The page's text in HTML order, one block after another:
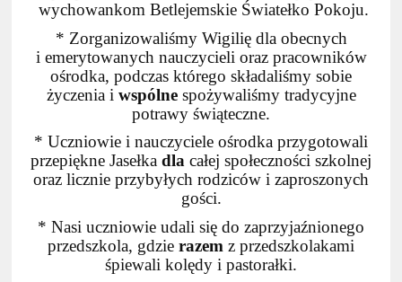
wychowankom Betlejemskie Światełko Pokoju.
* Zorganizowaliśmy Wigilię dla obecnych
i emerytowanych nauczycieli oraz pracowników
ośrodka, podczas którego składaliśmy sobie
życzenia i wspólnespożywaliśmy tradycyjne
potrawy świąteczne.
* Uczniowie i nauczyciele ośrodka przygotowali
przepiękne Jasełka dla całej społeczności szkolnej
oraz licznie przybyłych rodziców i zaproszonych
gości.
* Nasi uczniowie udali się do zaprzyjaźnionego
przedszkola, gdzie razem z przedszkolakami
śpiewali kolędy i pastorałki.